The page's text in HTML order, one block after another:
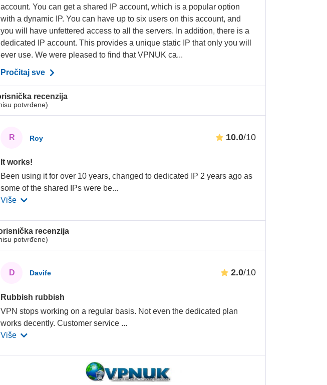
recenzija
potvrđene)
recenzija
potvrđene)
account. You can get a shared IP account, which is a popular option
with a dynamic IP. You can have up to six users on this account, and
you will have unfettered access to all the servers. In addition, there is a
dedicated IP account. This provides a unique static IP that only you will
ever use. We were pleased to find that VPNUK ca...
Pročitaj sve
R Roy 10.0/10
It works!
Been using it for over 10 years, changed to dedicated IP 2 years ago as
some of the shared IPs were be...
Više
D Davife 2.0/10
Rubbish rubbish
VPN stops working on a regular basis. Not even the dedicated plan
works decently. Customer service ...
Više